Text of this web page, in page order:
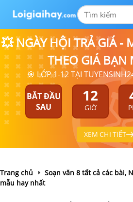
💥 NGÀY HỘI TRẢ GIÁ -
THEO GIÁ BẠN
🎯 LỚP 1-12 TẠI
BẮT ĐẦU
SAU
12
GIỜ
XEM CHI TIẾT
Trang chủ
Soạn văn 8 tất cả các bài,
mẫu hay nhất